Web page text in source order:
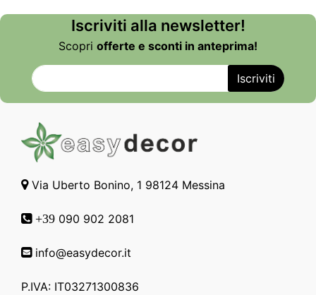
Iscriviti alla newsletter!
Scopri offerte e sconti in anteprima!
Via Uberto Bonino, 1 98124 Messina
+39 090 902 2081
info@easydecor.it
P.IVA: IT03271300836